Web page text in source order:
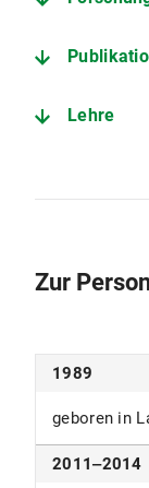
Lehre
Zur
1989
geboren in
2011‒2014